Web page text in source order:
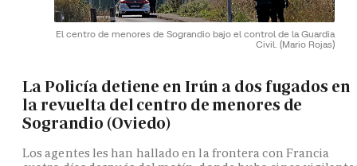
El centro de menores de Sograndio bajo el control de la Guardia
Civil. (Mario Rojas)
La Policía detiene en Irún a dos fugados en
la revuelta del centro de menores de
Sograndio (Oviedo)
Los agentes les han hallado en la frontera con Francia